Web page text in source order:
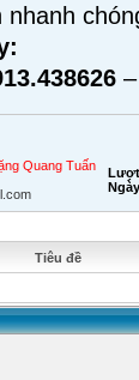
nhanh
Quang Tuấn
Tiêu đề